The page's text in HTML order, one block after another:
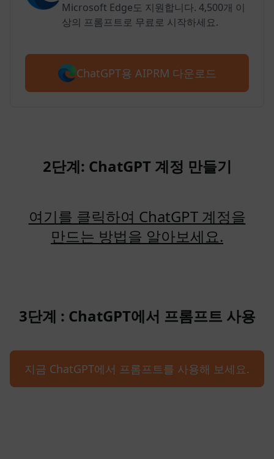
Microsoft Edge도 지원합니다. 4,500개 이
상의 프롬프트로 무료로 시작하세요.
ChatGPT용 AIPRM 다운로드
2단계: ChatGPT 계정 만들기
여기를 클릭하여 ChatGPT 계정을
만드는 방법을 알아보세요.
3단계 : ChatGPT에서 프롬프트 사용
지금 ChatGPT에서 프롬프트를 사용해 보세요.